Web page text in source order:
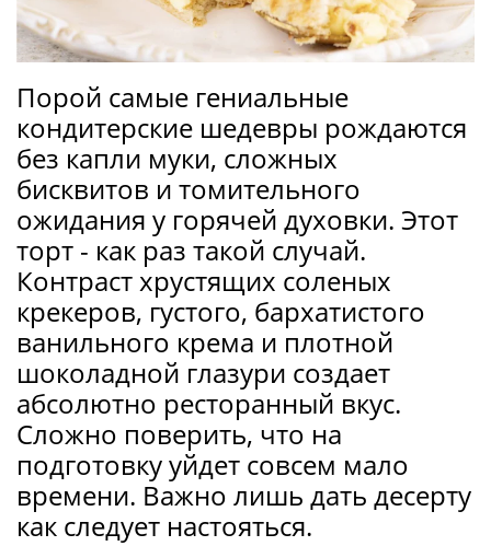
Порой самые гениальные
кондитерские шедевры рождаются
без капли муки, сложных
бисквитов и томительного
ожидания у горячей духовки. Этот
торт - как раз такой случай.
Контраст хрустящих соленых
крекеров, густого, бархатистого
ванильного крема и плотной
шоколадной глазури создает
абсолютно ресторанный вкус.
Сложно поверить, что на
подготовку уйдет совсем мало
времени. Важно лишь дать десерту
как следует настояться.